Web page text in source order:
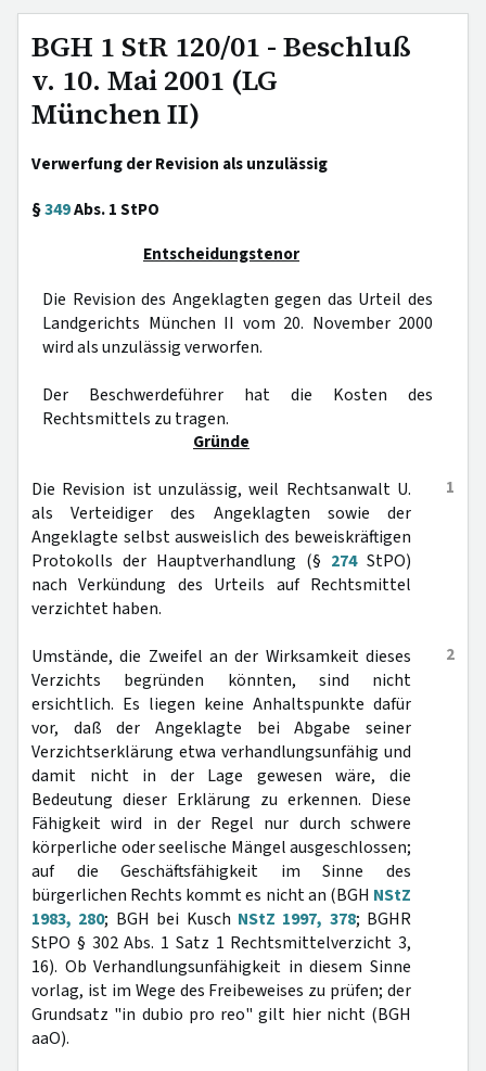
BGH 1 StR 120/01 - Beschluß
v. 10. Mai 2001 (LG
München II)
Verwerfung der Revision als unzulässig
§349Abs. 1 StPO
Entscheidungstenor
Die Revision des Angeklagten gegen das Urteil des
Landgerichts München II vom 20. November 2000
wird als unzulässig verworfen.
Der Beschwerdeführer hat die Kosten des
Rechtsmittels zu tragen.
Gründe
1
Die Revision ist unzulässig, weil Rechtsanwalt U.
als Verteidiger des Angeklagten sowie der
Angeklagte selbst ausweislich des beweiskräftigen
Protokolls der Hauptverhandlung (§ 274StPO)
nach Verkündung des Urteils auf Rechtsmittel
verzichtet haben.
2
Umstände, die Zweifel an der Wirksamkeit dieses
Verzichts begründen könnten, sind nicht
ersichtlich. Es liegen keine Anhaltspunkte dafür
vor, daß der Angeklagte bei Abgabe seiner
Verzichtserklärung etwa verhandlungsunfähig und
damit nicht in der Lage gewesen wäre, die
Bedeutung dieser Erklärung zu erkennen. Diese
Fähigkeit wird in der Regel nur durch schwere
körperliche oder seelische Mängel ausgeschlossen;
auf die Geschäftsfähigkeit im Sinne des
bürgerlichen Rechts kommt es nicht an (BGH NStZ
1983, 280; BGH bei Kusch NStZ 1997, 378; BGHR
StPO § 302 Abs. 1 Satz 1 Rechtsmittelverzicht 3,
16). Ob Verhandlungsunfähigkeit in diesem Sinne
vorlag, ist im Wege des Freibeweises zu prüfen; der
Grundsatz "in dubio pro reo" gilt hier nicht (BGH
aaO).